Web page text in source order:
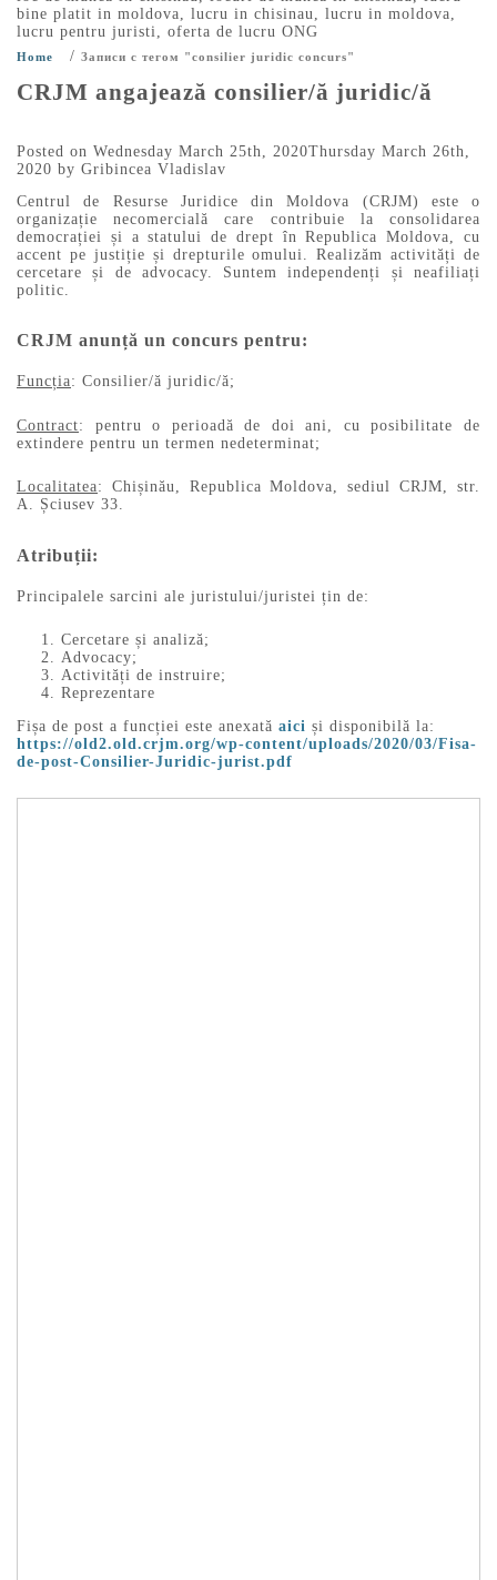
bine platit in moldova, lucru in chisinau, lucru in moldova,
lucru pentru juristi, oferta de lucru ONG
Home / Записи с тегом "consilier juridic concurs"
CRJM angajează consilier/ă juridic/ă
Posted on Wednesday March 25th, 2020Thursday March 26th,
2020 by Gribincea Vladislav
Centrul de Resurse Juridice din Moldova (CRJM) este o
organizație necomercială care contribuie la consolidarea
democrației și a statului de drept în Republica Moldova, cu
accent pe justiție și drepturile omului. Realizăm activități de
cercetare și de advocacy. Suntem independenți și neafiliați
politic.
CRJM anunță un concurs pentru:
Funcția: Consilier/ă juridic/ă;
Contract: pentru o perioadă de doi ani, cu posibilitate de
extindere pentru un termen nedeterminat;
Localitatea: Chișinău, Republica Moldova, sediul CRJM, str.
A. Șciusev 33.
Atribuții:
Principalele sarcini ale juristului/juristei țin de:
Cercetare și analiză;
Advocacy;
Activități de instruire;
Reprezentare
Fișa de post a funcției este anexată aici și disponibilă la:
https://old2.old.crjm.org/wp-content/uploads/2020/03/Fisa-
de-post-Consilier-Juridic-jurist.pdf